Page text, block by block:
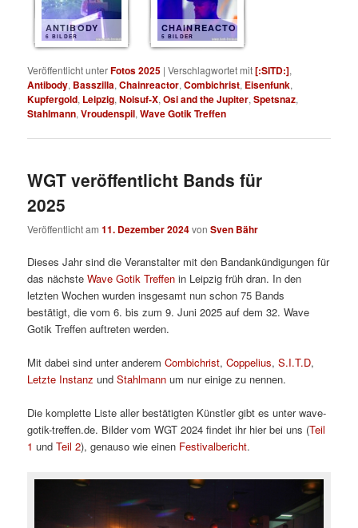
ANTIBODY
6 BILDER
CHAINREACTOR
5 BILDER
Veröffentlicht unterFotos 2025 |Verschlagwortet mit[:SITD:],
Antibody, Basszilla,Chainreactor,Combichrist, Eisenfunk,
Kupfergold, Leipzig,Noisuf-X,Osi and the Jupiter,Spetsnaz,
Stahlmann,Vroudenspil,Wave Gotik Treffen
WGT veröffentlicht Bands für
2025
Veröffentlicht am11. Dezember 2024vonSven Bähr
Dieses Jahr sind die Veranstalter mit den Bandankündigungen für
das nächsteWave Gotik Treffen in Leipzig früh dran. In den
letzten Wochen wurden insgesamt nun schon 75 Bands
bestätigt, die vom 6. bis zum 9. Juni 2025 auf dem 32. Wave
Gotik Treffen auftreten werden.
Mit dabei sind unter anderemCombichrist,Coppelius,S.I.T.D,
Letzte Instanz undStahlmannum nur einige zu nennen.
Die komplette Liste aller bestätigten Künstler gibt es unter wave-
gotik-treffen.de. Bilder vom WGT 2024 findet ihr hier bei uns (Teil
1undTeil 2), genauso wie einen Festivalbericht.